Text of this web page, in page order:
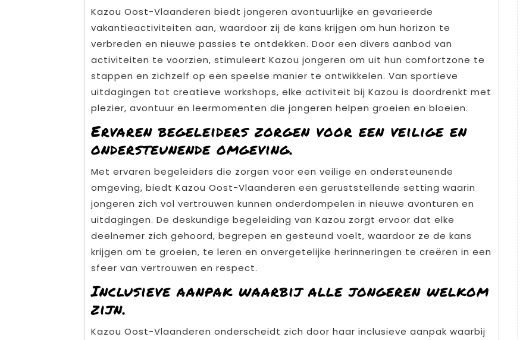
Kazou Oost-Vlaanderen biedt jongeren avontuurlijke en gevarieerde
vakantieactiviteiten aan, waardoor zij de kans krijgen om hun horizon te
verbreden en nieuwe passies te ontdekken. Door een divers aanbod van
activiteiten te voorzien, stimuleert Kazou jongeren om uit hun comfortzone te
stappen en zichzelf op een speelse manier te ontwikkelen. Van sportieve
uitdagingen tot creatieve workshops, elke activiteit bij Kazou is doordrenkt met
plezier, avontuur en leermomenten die jongeren helpen groeien en bloeien.
Ervaren begeleiders zorgen voor een veilige en
ondersteunende omgeving.
Met ervaren begeleiders die zorgen voor een veilige en ondersteunende
omgeving, biedt Kazou Oost-Vlaanderen een geruststellende setting waarin
jongeren zich vol vertrouwen kunnen onderdompelen in nieuwe avonturen en
uitdagingen. De deskundige begeleiding van Kazou zorgt ervoor dat elke
deelnemer zich gehoord, begrepen en gesteund voelt, waardoor ze de kans
krijgen om te groeien, te leren en onvergetelijke herinneringen te creëren in een
sfeer van vertrouwen en respect.
Inclusieve aanpak waarbij alle jongeren welkom
zijn.
Kazou Oost-Vlaanderen onderscheidt zich door haar inclusieve aanpak waarbij